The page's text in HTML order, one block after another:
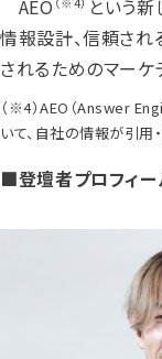
AEO
という
情報設計、信頼され
されるためのマーケ
（※4）AEO（Answer
いて、自社の情報が引用
■登壇者プロフィー